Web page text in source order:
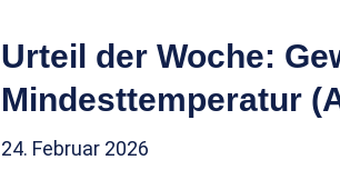
Urteil der Woche:
Mindesttemperatur
24. Februar 2026